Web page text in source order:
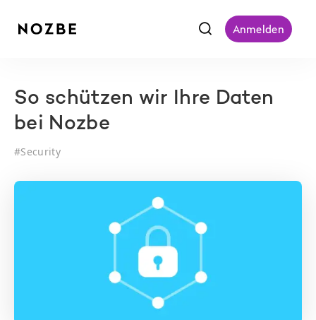
f Anmelden
So schützen wir Ihre Daten
bei Nozbe
#Security